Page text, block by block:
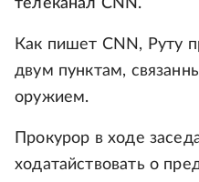
телеканал CNN.
Как пишет CNN, Руту
двум пунктам,
оружием.
Прокурор в ходе
ходатайствовать о